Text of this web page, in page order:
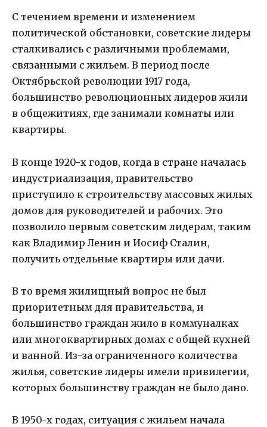
С течением времени и изменением
политической обстановки, советские лидеры
сталкивались с различными проблемами,
связанными с жильем. В период после
Октябрьской революции 1917 года,
большинство революционных лидеров жили
в общежитиях, где занимали комнаты или
квартиры.
В конце 1920-х годов, когда в стране началась
индустриализация, правительство
приступило к строительству массовых жилых
домов для руководителей и рабочих. Это
позволило первым советским лидерам, таким
как Владимир Ленин и Иосиф Сталин,
получить отдельные квартиры или дачи.
В то время жилищный вопрос не был
приоритетным для правительства, и
большинство граждан жило в коммуналках
или многоквартирных домах с общей кухней
и ванной. Из-за ограниченного количества
жилья, советские лидеры имели привилегии,
которых большинству граждан не было дано.
В 1950-х годах, ситуация с жильем начала